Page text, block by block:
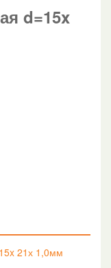
d=15x
21х 1,0мм